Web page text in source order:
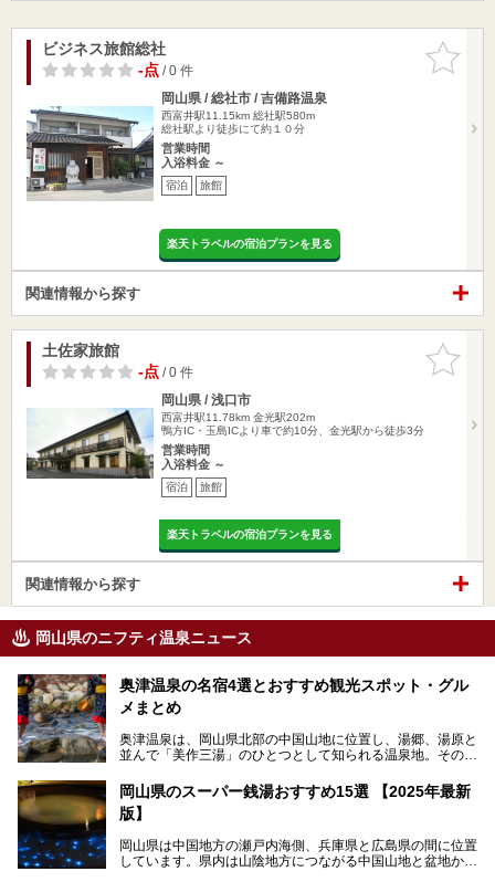
お気に入
りに追加
ビジネス旅館総社
-点/ 0 件
岡山県 / 総社市 / 吉備路温泉
西富井駅11.15km 総社駅580m
総社駅より徒歩にて約１０分
営業時間
入浴料金 ～
宿泊 旅館
楽天トラベルの宿泊プランを見る
関連情報から探す
お気に入
りに追加
土佐家旅館
-点/ 0 件
岡山県 / 浅口市
西富井駅11.78km 金光駅202m
鴨方IC・玉島ICより車で約10分、金光駅から徒歩3分
営業時間
入浴料金 ～
宿泊 旅館
楽天トラベルの宿泊プランを見る
関連情報から探す
岡山県のニフティ温泉ニュース
奥津温泉の名宿4選とおすすめ観光スポット・グル
メまとめ
奥津温泉は、岡山県北部の中国山地に位置し、湯郷、湯原と
並んで「美作三湯」のひとつとして知られる温泉地。その泉
す。
この記事では、奥津温泉で宿泊におすすめの宿、観光スポッ
を存分に味わい、癒しの旅を楽しんでくださいね。
岡山県のスーパー銭湯おすすめ15選 【2025年最新
版】
岡山県は中国地方の瀬戸内海側、兵庫県と広島県の間に位置
しています。県内は山陰地方につながる中国山地と盆地から